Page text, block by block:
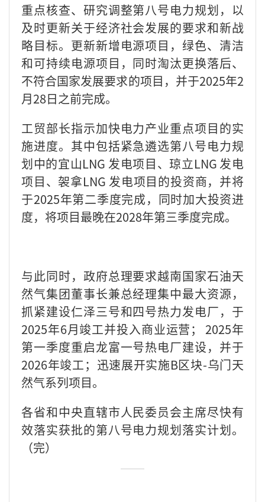
重点核查、研究调整第八号电力规划，以
及时更新关于经济社会发展的要求和新战
略目标。更新新增电源项目，绿色、清洁
和可持续电源项目，同时淘汰更换落后、
不符合国家发展要求的项目，并于2025年2
月28日之前完成。
工贸部长指示加快电力产业重点项目的实
施进度。其中包括紧急遴选第八号电力规
划中的宜山LNG 发电项目、琼立LNG 发电
项目、袈拿LNG 发电项目的投资商，并将
于2025年第二季度完成，同时加大投资进
度，将项目最晚在2028年第三季度完成。
与此同时，政府总理要求越南国家石油天
然气集团董事长兼总经理集中最大资源，
抓紧建设仁泽三号和四号热力发电厂，于
2025年6月竣工并投入商业运营； 2025年
第一季度重启龙富一号热电厂建设，并于
2026年竣工；迅速展开实施B区块-乌门天
然气系列项目。
各省和中央直辖市人民委员会主席尽快有
效落实获批的第八号电力规划落实计划。
（完）